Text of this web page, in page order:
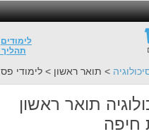
לימודים
> תואר ראשון > לימודי
תואר ראשון
חיפה